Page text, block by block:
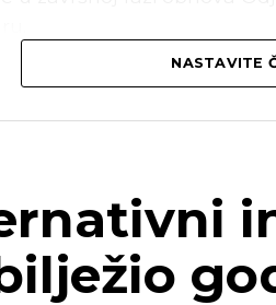
riječima, u toku je
se u toku ove sedmice
NASTAVITE